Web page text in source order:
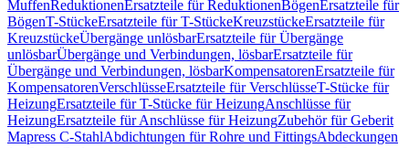
MuffenReduktionenErsatzteile für ReduktionenBögenErsatzteile für
BögenT-StückeErsatzteile für T-StückeKreuzstückeErsatzteile für
KreuzstückeÜbergänge unlösbarErsatzteile für Übergänge
unlösbarÜbergänge und Verbindungen, lösbarErsatzteile für
Übergänge und Verbindungen, lösbarKompensatorenErsatzteile für
KompensatorenVerschlüsseErsatzteile für VerschlüsseT-Stücke für
HeizungErsatzteile für T-Stücke für HeizungAnschlüsse für
HeizungErsatzteile für Anschlüsse für HeizungZubehör für Geberit
Mapress C-StahlAbdichtungen für Rohre und FittingsAbdeckungen